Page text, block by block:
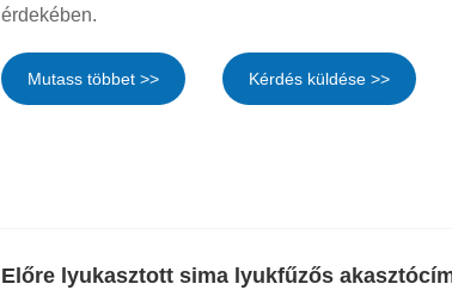
érdekében.
Mutass többet >> Kérdés küldése >>
Előre lyukasztott sima lyukfűzős